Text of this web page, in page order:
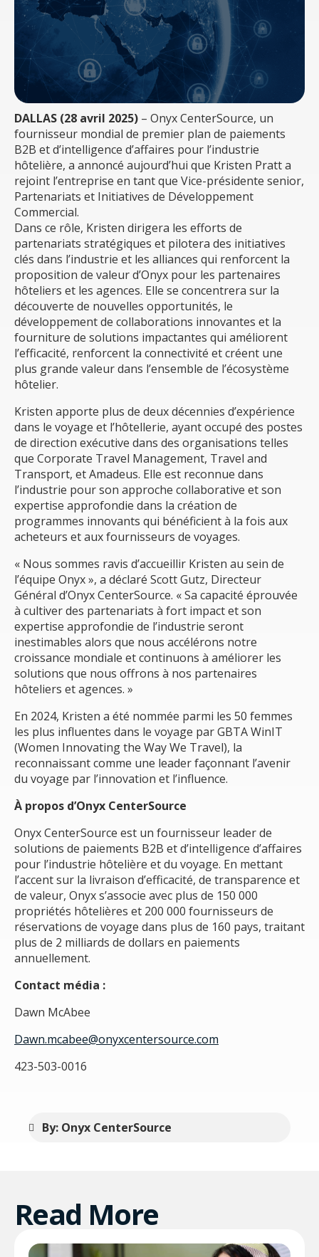
DALLAS (28 avril 2025) – Onyx CenterSource, un
fournisseur mondial de premier plan de paiements
B2B et d’intelligence d’affaires pour l’industrie
hôtelière, a annoncé aujourd’hui que Kristen Pratt a
rejoint l’entreprise en tant que Vice-présidente senior,
Partenariats et Initiatives de Développement
Commercial.
Dans ce rôle, Kristen dirigera les efforts de
partenariats stratégiques et pilotera des initiatives
clés dans l’industrie et les alliances qui renforcent la
proposition de valeur d’Onyx pour les partenaires
hôteliers et les agences. Elle se concentrera sur la
découverte de nouvelles opportunités, le
développement de collaborations innovantes et la
fourniture de solutions impactantes qui améliorent
l’efficacité, renforcent la connectivité et créent une
plus grande valeur dans l’ensemble de l’écosystème
hôtelier.
Kristen apporte plus de deux décennies d’expérience
dans le voyage et l’hôtellerie, ayant occupé des postes
de direction exécutive dans des organisations telles
que Corporate Travel Management, Travel and
Transport, et Amadeus. Elle est reconnue dans
l’industrie pour son approche collaborative et son
expertise approfondie dans la création de
programmes innovants qui bénéficient à la fois aux
acheteurs et aux fournisseurs de voyages.
« Nous sommes ravis d’accueillir Kristen au sein de
l’équipe Onyx », a déclaré Scott Gutz, Directeur
Général d’Onyx CenterSource. « Sa capacité éprouvée
à cultiver des partenariats à fort impact et son
expertise approfondie de l’industrie seront
inestimables alors que nous accélérons notre
croissance mondiale et continuons à améliorer les
solutions que nous offrons à nos partenaires
hôteliers et agences. »
En 2024, Kristen a été nommée parmi les 50 femmes
les plus influentes dans le voyage par GBTA WinIT
(Women Innovating the Way We Travel), la
reconnaissant comme une leader façonnant l’avenir
du voyage par l’innovation et l’influence.
À propos d’Onyx CenterSource
Onyx CenterSource est un fournisseur leader de
solutions de paiements B2B et d’intelligence d’affaires
pour l’industrie hôtelière et du voyage. En mettant
l’accent sur la livraison d’efficacité, de transparence et
de valeur, Onyx s’associe avec plus de 150 000
propriétés hôtelières et 200 000 fournisseurs de
réservations de voyage dans plus de 160 pays, traitant
plus de 2 milliards de dollars en paiements
annuellement.
Contact média :
Dawn McAbee
Dawn.mcabee@onyxcentersource.com
423-503-0016
By: Onyx CenterSource
Read More